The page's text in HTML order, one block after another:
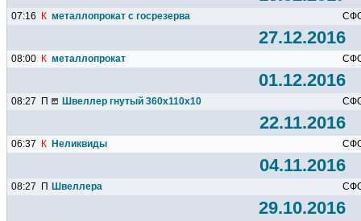
07:16 К металлопрокат с госрезерва
27.12.2016
08:00 К металлопрокат
01.12.2016
08:27 П Швеллер гнутый 360х110х10
22.11.2016
06:37 К Неликвиды
04.11.2016
08:27 П Швеллера
29.10.2016